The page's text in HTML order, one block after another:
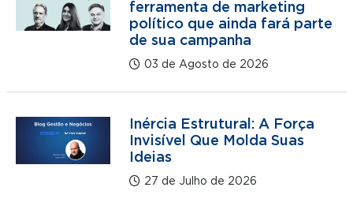
ferramenta de marketing
político que ainda fará parte
de sua campanha
03 de Agosto de 2026
Inércia Estrutural: A Força
Invisível Que Molda Suas
Ideias
27 de Julho de 2026